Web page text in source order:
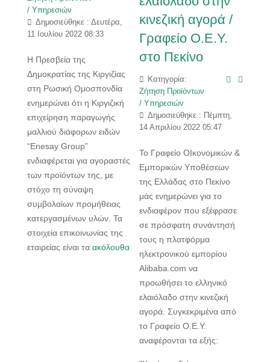
/ Υπηρεσιών
Δημοσιεύθηκε : Δευτέρα,
11 Ιουλίου 2022 08:33
Η Πρεσβεία της
Δημοκρατίας της Κιργιζίας
στη Ρωσική Ομοσπονδία
ενημερώνει ότι η Κιργιζική
επιχείρηση παραγωγής
μαλλιού διάφορων ειδών
“Enesay Group”
ενδιαφέρεται για αγοραστές
των προϊόντων της, με
στόχο τη σύναψη
συμβολαίων προμήθειας
κατεργασμένων υλών. Τα
στοιχεία επικοινωνίας της
εταιρείας είναι τα ακόλουθα
κινεζική αγορά /
Γραφείο Ο.Ε.Υ.
στο Πεκίνο
Κατηγορία:
Ζήτηση Προϊόντων
/ Υπηρεσιών
Δημοσιεύθηκε : Πέμπτη,
14 Απριλίου 2022 05:47
Το Γραφείο ΟΙκονομικών &
Εμπορικών Υποθέσεων
της Ελλάδας στο Πεκίνο
μάς ενημερώνει για το
ενδιαφέρον που εξέφρασε
σε πρόσφατη συνάντησή
τους η πλατφόρμα
ηλεκτρονικού εμπορίου
Alibaba.com να
προωθήσει το ελληνικό
ελαιόλαδο στην κινεζική
αγορά. Συγκεκριμένα από
το Γραφείο Ο.Ε.Υ.
αναφέρονται τα εξής: